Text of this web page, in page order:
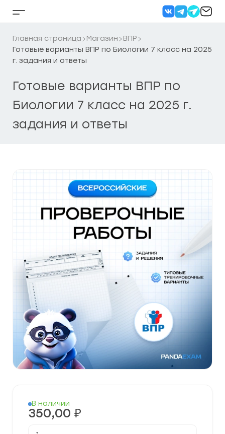
Кнопка
бокового
меню
Главная страница Магазин
ВПР
Готовые варианты ВПР по Биологии 7 класс на 2025
г. задания и ответы
Готовые варианты ВПР по
Биологии 7 класс на 2025 г.
задания и ответы
В наличии
350,00 ₽